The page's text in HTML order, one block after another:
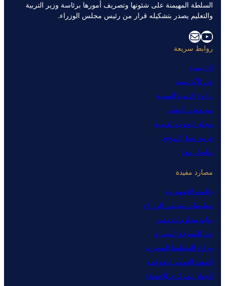
السلطة المهيمنة على شئونها وتصريف أمورها برئاسة وزير التربية
والتعليم يصدر بتشكيله قرار من رئيس مجلس الوزراء.
يوتيوببريد
روابط سريعة
الرئيسية
عن الأكاديمية
برامج التنمية المهنية
مجتمعات التعلم
مجلة البحوث العلمية
فريق عمل الموقع
تواصل معنا
مصارد مفيدة
رئاسة الجمهورية
معلومات مجلس الوزراء
بوابة معلومات مصر
بنك المعرفة المصري
وزارة التخطيط المصرية
المعهد القومي للحوكمة
الجهاز المركزي للإحصاء